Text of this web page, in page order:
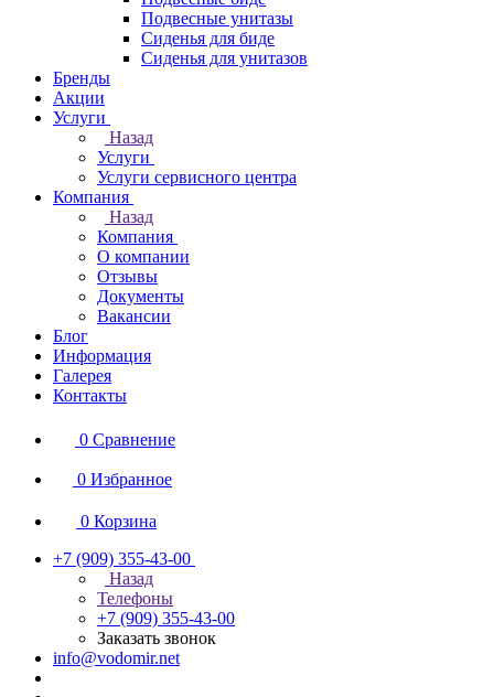
Подвесные унитазы
Сиденья для биде
Сиденья для унитазов
Бренды
Акции
Услуги
Назад
Услуги
Услуги сервисного центра
Компания
Назад
Компания
О компании
Отзывы
Документы
Вакансии
Блог
Информация
Галерея
Контакты
0 Сравнение
0 Избранное
0 Корзина
+7 (909) 355-43-00
Назад
Телефоны
+7 (909) 355-43-00
Заказать звонок
info@vodomir.net